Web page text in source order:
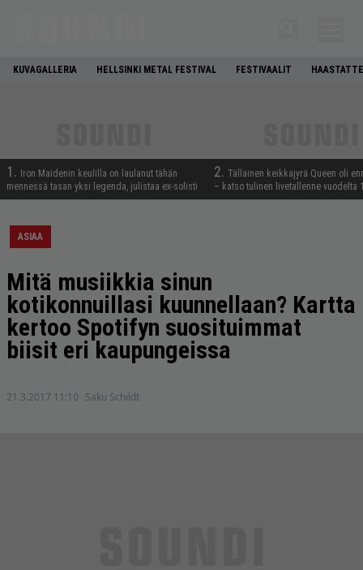
KUVAGALLERIA HELLSINKI METAL FESTIVAL FESTIVAALIT
1.
Iron Maidenin keulilla on laulanut tähän
mennessä tasan yksi legenda, julistaa ex-solisti
2. Tällainen keikkajyrä Queen oli
– katso tulinen livetallenne vuodelta
ASIAA
Mitä musiikkia sinun
kotikonnuillasi kuunnellaan? Kartta
kertoo Spotifyn suosituimmat
biisit eri kaupungeissa
21.3.2017 11:10 Saku Schildt